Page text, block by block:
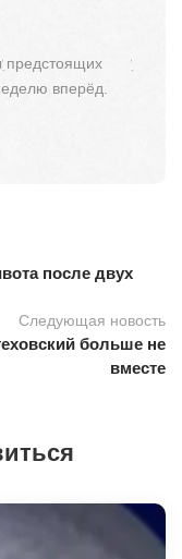
предстоящих
вперёд.
после двух
Следующая новость
больше не
вместе